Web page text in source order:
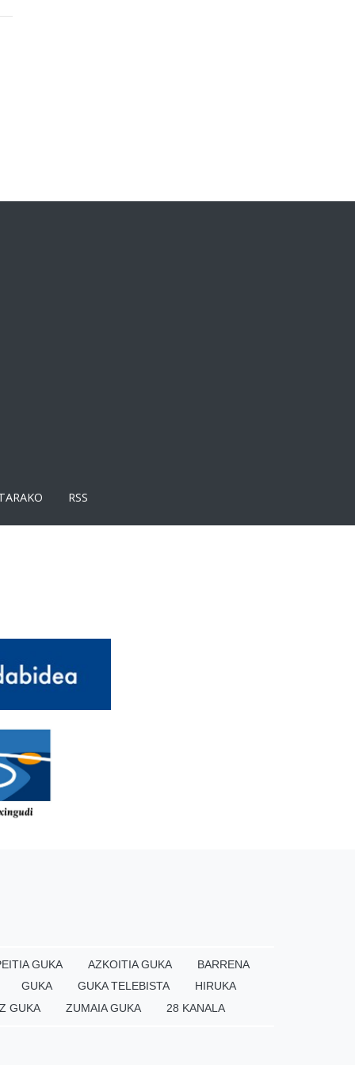
RSS
GUKA AZKOITIA GUKA
BARRENA
GUKA GUKA TELEBISTA
HIRUKA
GUKA ZUMAIA GUKA 28 KANALA